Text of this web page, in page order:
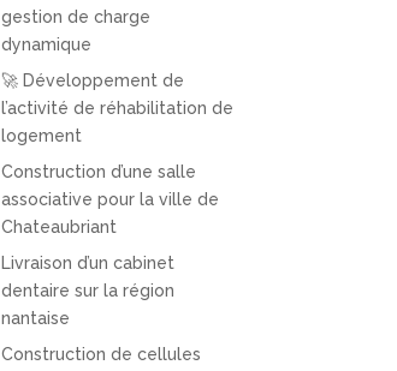
gestion de charge
dynamique
🚀 Développement de
l’activité de réhabilitation de
logement
Construction d’une salle
associative pour la ville de
Chateaubriant
Livraison d’un cabinet
dentaire sur la région
nantaise
Construction de cellules